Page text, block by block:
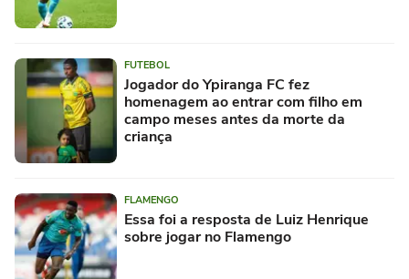
FUTEBOL
Jogador do Ypiranga FC fez
homenagem ao entrar com filho em
campo meses antes da morte da
criança
FLAMENGO
Essa foi a resposta de Luiz Henrique
sobre jogar no Flamengo